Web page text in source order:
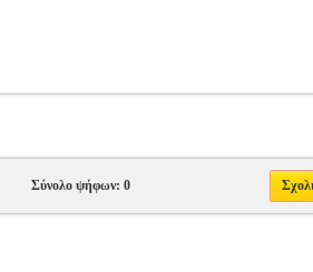
Σύνολο ψήφων: 0